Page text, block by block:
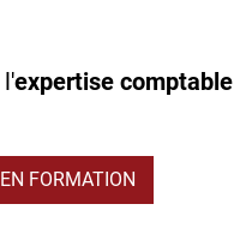
expertise comptable
FORMATION